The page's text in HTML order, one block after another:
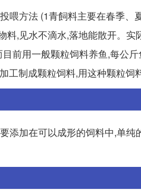
喂方法 (1青飼料主要在春季、
料,见水不滴水,落地能散开。实
前用一般颗粒饲料养鱼,每公
制成颗粒饲料,用这种颗粒饲
添加在可以成形的饲料中,单纯